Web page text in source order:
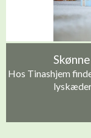
Hos Tinashjem